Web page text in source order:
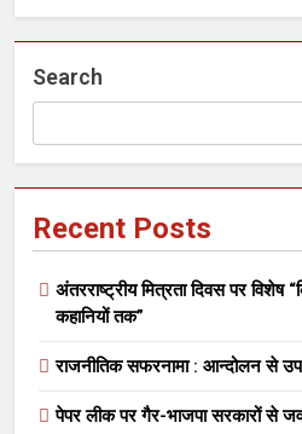
Search
Recent Posts
अंतरराष्ट्रीय मित्रता दिवस पर
कहानियों तक”
राजनीतिक सफरनामा : आन्दोलन से
पेपर लीक पर गैर-भाजपा सरकारों से